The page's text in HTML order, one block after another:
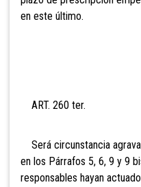
en este último.
ART. 260 ter.
Será circunstancia
en los Párrafos 5, 6, 9 y 9
responsables hayan